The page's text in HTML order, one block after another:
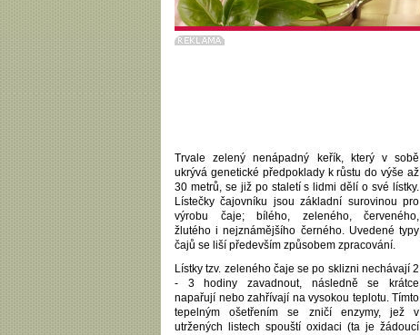
Trvale zelený nenápadný keřík, který v sobě
ukrývá genetické předpoklady k růstu do výše až
30 metrů, se již po staletí s lidmi dělí o své lístky.
Lístečky čajovníku jsou základní surovinou pro
výrobu čaje; bílého, zeleného, červeného,
žlutého i nejznámějšího černého. Uvedené typy
čajů se liší především způsobem zpracování.
Lístky tzv. zeleného čaje se po sklizni nechávají 2
- 3 hodiny zavadnout, následně se krátce
napařují nebo zahřívají na vysokou teplotu. Tímto
tepelným ošetřením se zničí enzymy, jež v
utržených listech spouští oxidaci (ta je žádoucí